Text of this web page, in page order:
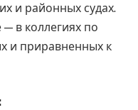
и районных судах.
в коллегиях по
и приравненных к